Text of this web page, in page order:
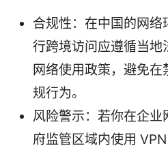
合规性：在中国的网络
行跨境访问应遵循当
网络使用政策，避免在
规行为。
风险警示：若你在企
府监管区域内使用